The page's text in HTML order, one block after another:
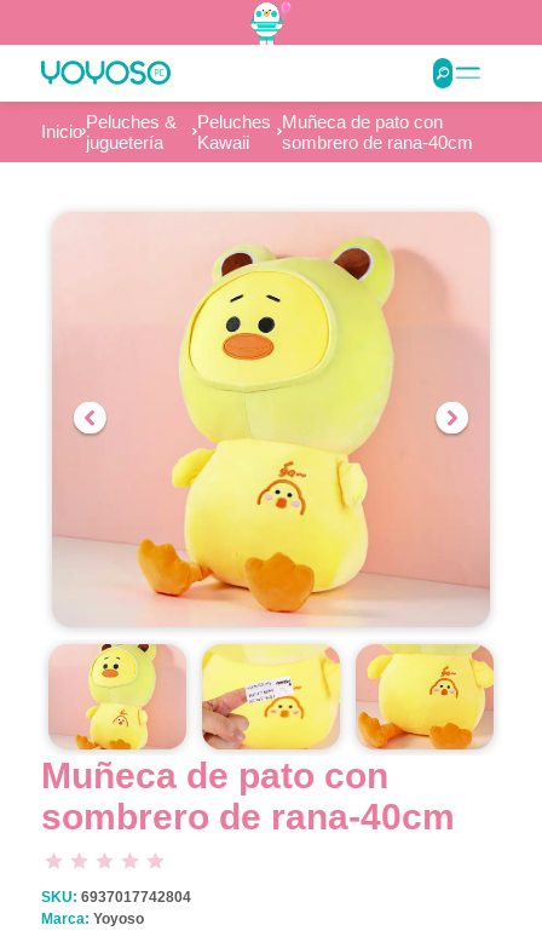
Inicio Peluches &
juguetería
Peluches
Kawaii
Muñeca de pato con
sombrero de rana-40cm
Muñeca de pato con
sombrero de rana-40cm
SKU: 6937017742804
Marca: Yoyoso